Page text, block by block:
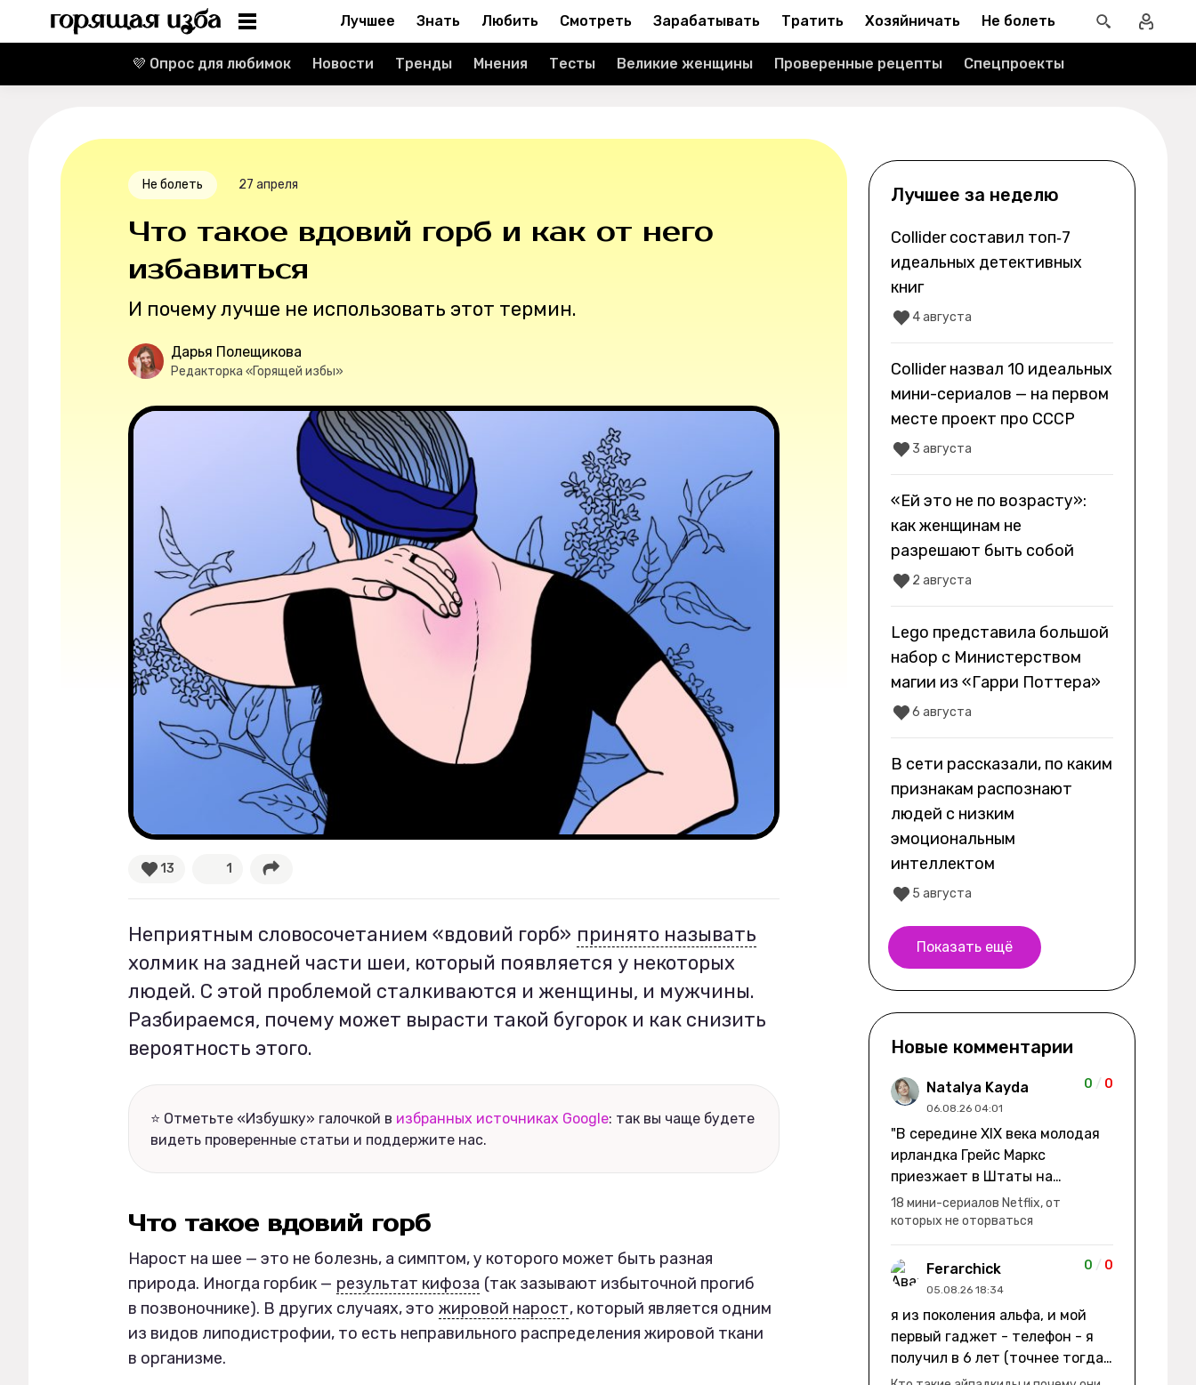
Реклама
О проекте
Великие женщины
Лучшее Знать Любить Смотреть Зарабатывать Тратить Хозяйничать Не болеть
💜 Опрос для любимок Новости Тренды Мнения Тесты Великие женщины Проверенные рецепты Спецпроекты
Не болеть 27 апреля
Что такое вдовий горб и как от него
избавиться
И почему лучше не использовать этот термин.
Дарья Полещикова
Редакторка «Горящей избы»
13 1
Неприятным словосочетанием «вдовий горб» принято называть
холмик на задней части шеи, который появляется у некоторых
людей. С этой проблемой сталкиваются и женщины, и мужчины.
Разбираемся, почему может вырасти такой бугорок и как снизить
вероятность этого.
⭐ Отметьте «Избушку» галочкой в избранных источниках Google: так вы чаще будете
видеть проверенные статьи и поддержите нас.
Что такое вдовий горб
Нарост на шее — это не болезнь, а симптом, у которого может быть разная
природа. Иногда горбик — результат кифоза (так зазывают избыточной прогиб
в позвоночнике). В других случаях, это жировой нарост, который является одним
из видов липодистрофии, то есть неправильного распределения жировой ткани
в организме.
Лучшее за неделю
Collider составил топ‑7
идеальных детективных
книг
4 августа
Collider назвал 10 идеальных
мини-сериалов — на первом
месте проект про СССР
3 августа
«Ей это не по возрасту»:
как женщинам не
разрешают быть собой
2 августа
Lego представила большой
набор с Министерством
магии из «Гарри Поттера»
6 августа
В сети рассказали, по каким
признакам распознают
людей с низким
эмоциональным
интеллектом
5 августа
Показать ещё
Новые комментарии
Natalya Kayda
06.08.26 04:01
0 / 0
"В середине XIX века молодая
ирландка Грейс Маркс
приезжает в Штаты на
заработки" не на заработки -
она иммигрирует с семьей и не
в США, а в Канаду "заниматься
сексом ради удовольствия, а
не для зачатия" - героиня уже
ее побега из общины. не в
первый раз замечаю такие
косяки. с ИИ пишете? :)
18 мини-сериалов Netflix, от
которых не оторваться
Ferarchick
05.08.26 18:34
0 / 0
я из поколения альфа, и мой
первый гаджет - телефон - я
получил в 6 лет (точнее тогда
мне уже было почти 7), потом